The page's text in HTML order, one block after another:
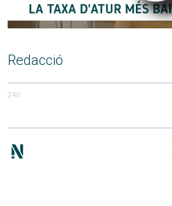
Redacció
240